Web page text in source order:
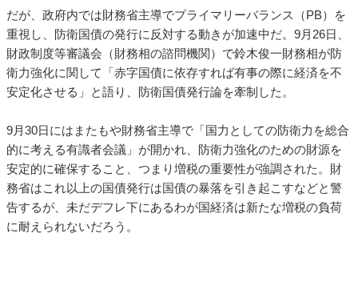
だが、政府内では財務省主導でプライマリーバランス（PB）を
重視し、防衛国債の発行に反対する動きが加速中だ。9月26日、
財政制度等審議会（財務相の諮問機関）で鈴木俊一財務相が防
衛力強化に関して「赤字国債に依存すれば有事の際に経済を不
安定化させる」と語り、防衛国債発行論を牽制した。
9月30日にはまたもや財務省主導で「国力としての防衛力を総合
的に考える有識者会議」が開かれ、防衛力強化のための財源を
安定的に確保すること、つまり増税の重要性が強調された。財
務省はこれ以上の国債発行は国債の暴落を引き起こすなどと警
告するが、未だデフレ下にあるわが国経済は新たな増税の負荷
に耐えられないだろう。